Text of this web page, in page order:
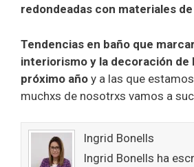
redondeadas con materiales
Tendencias en baño que
interiorismo y la decoración de
próximo año y a las que
muchxs de nosotrxs vamos a
Ingrid Bonells
Ingrid Bonells ha